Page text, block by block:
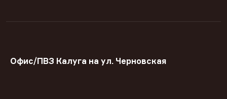
Офис/ПВЗ Калуга на ул. Черновская